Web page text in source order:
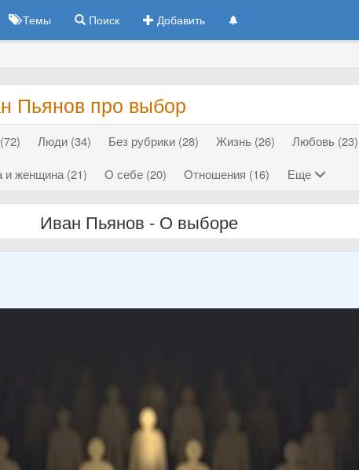
Темы Поиск Добавить
Пьянов про выбор
Люди (34) Без рубрики (28) Жизнь (26)
Любовь (23)
и женщина (21)
О себе (20) Отношения (16) Еще
Иван Пьянов - О выборе